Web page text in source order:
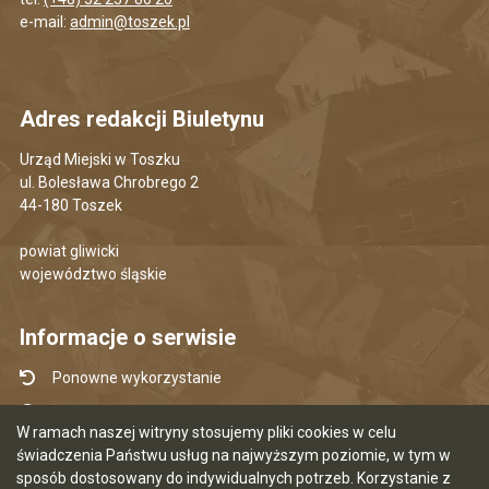
W ramach naszej witryny stosujemy pliki cookies w celu
świadczenia Państwu usług na najwyższym poziomie, w tym w
sposób dostosowany do indywidualnych potrzeb. Korzystanie z
e-mail: admin@toszek.pl
Adres redakcji Biuletynu
Urząd Miejski w Toszku
ul. Bolesława Chrobrego 2
44-180 Toszek
powiat gliwicki
województwo śląskie
Informacje o serwisie
Ponowne wykorzystanie
Mapa serwisu
Instrukcja obsługi